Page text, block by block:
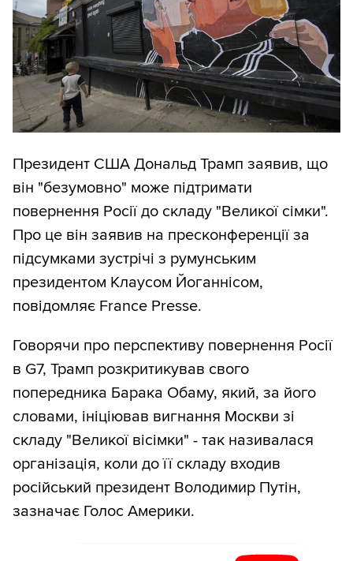
Президент США Дональд Трамп заявив, що
він "безумовно" може підтримати
повернення Росії до складу "Великої сімки".
Про це він заявив на пресконференції за
підсумками зустрічі з румунським
президентом Клаусом Йоганнісом,
повідомляє France Presse.
Говорячи про перспективу повернення Росії
в G7, Трамп розкритикував свого
попередника Барака Обаму, який, за його
словами, ініціював вигнання Москви зі
складу "Великої вісімки" - так називалася
організація, коли до її складу входив
російський президент Володимир Путін,
зазначає Голос Америки.